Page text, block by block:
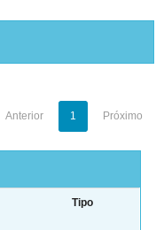
Anterior 1 Próximo
Tipo